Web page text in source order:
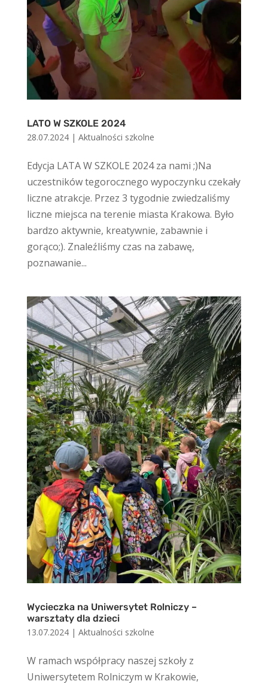
LATO W SZKOLE 2024
28.07.2024| Aktualności szkolne
Edycja LATA W SZKOLE 2024 za nami ;)Na
uczestników tegorocznego wypoczynku czekały
liczne atrakcje. Przez 3 tygodnie zwiedzaliśmy
liczne miejsca na terenie miasta Krakowa. Było
bardzo aktywnie, kreatywnie, zabawnie i
gorąco;). Znaleźliśmy czas na zabawę,
poznawanie...
Wycieczka na Uniwersytet Rolniczy –
warsztaty dla dzieci
13.07.2024| Aktualności szkolne
W ramach współpracy naszej szkoły z
Uniwersytetem Rolniczym w Krakowie,